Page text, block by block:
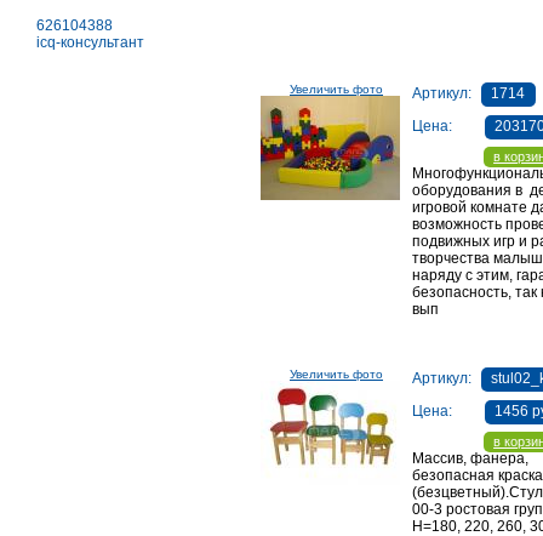
626104388
icq-консультант
Увеличить фото Артикул:
1714
Цена:
в
оборудования в
игровой комнате
возможность
подвижных игр и
творчества
наряду с этим,
безопасность, так
вып
Увеличить фото Артикул:
Цена:
1456
в
Массив, фанера,
безопасная
00-3 ростовая
Н=180, 220, 260,